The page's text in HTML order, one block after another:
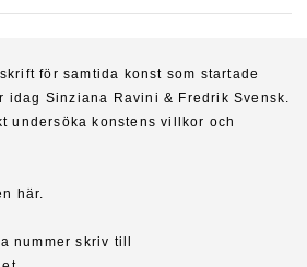
för samtida konst som startade
idag Sinziana Ravini & Fredrik Svensk.
undersöka konstens villkor och
här.
nummer skriv till